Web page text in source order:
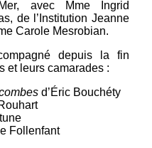
- Eleusis est née en
a obtenu en
de la Fondation
Le front contre
d'enfance,
avec Mme Ingrid
de l’Institution Jeanne
Carole Mesrobian.
depuis la fin
et leurs camarades :
d’Éric Bouchéty
Follenfant